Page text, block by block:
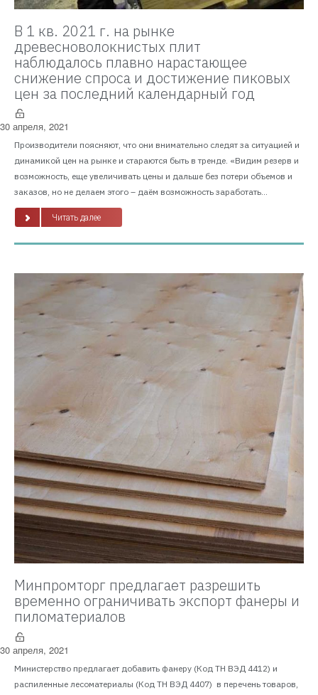
В 1 кв. 2021 г. на рынке
древесноволокнистых плит
наблюдалось плавно нарастающее
снижение спроса и достижение пиковых
цен за последний календарный год
30 апреля, 2021
Производители поясняют, что они внимательно следят за ситуацией и
динамикой цен на рынке и стараются быть в тренде. «Видим резерв и
возможность, еще увеличивать цены и дальше без потери объемов и
заказов, но не делаем этого – даём возможность заработать...
Читать далее
Минпромторг предлагает разрешить
временно ограничивать экспорт фанеры и
пиломатериалов
30 апреля, 2021
Министерство предлагает добавить фанеру (Код ТН ВЭД 4412) и
распиленные лесоматериалы (Код ТН ВЭД 4407) в перечень товаров,